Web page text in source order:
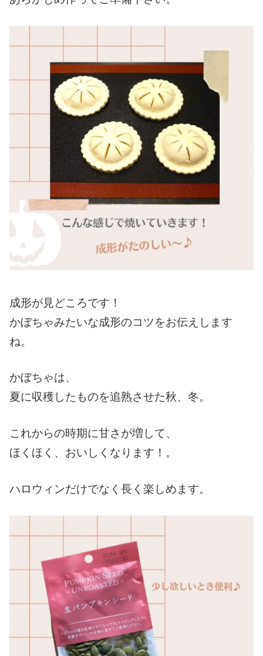
成形が見どころです！
かぼちゃみたいな成形のコツをお伝えします
ね。
かぼちゃは、
夏に収穫したものを追熟させた秋、冬。
これからの時期に甘さが増して、
ほくほく、おいしくなります！。
ハロウィンだけでなく長く楽しめます。